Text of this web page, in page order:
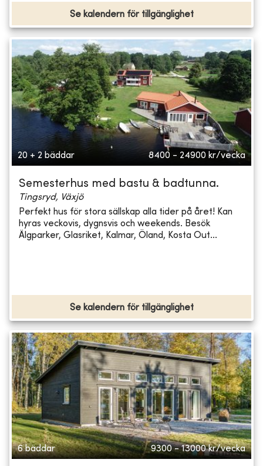
Se kalendern för tillgänglighet
20 + 2 bäddar 8400 - 24900 kr/vecka
Semesterhus med bastu & badtunna.
Tingsryd, Växjö
Perfekt hus för stora sällskap alla tider på året! Kan
hyras veckovis, dygnsvis och weekends. Besök
Älgparker, Glasriket, Kalmar, Öland, Kosta Out...
Se kalendern för tillgänglighet
6 bäddar 9300 - 13000 kr/vecka